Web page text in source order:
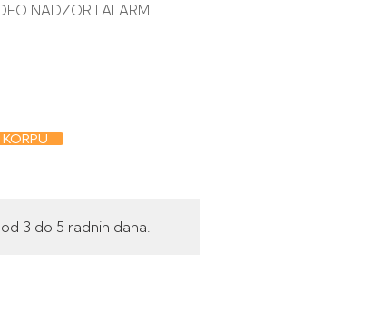
NADZOR I ALARMI
3 do 5 radnih dana.